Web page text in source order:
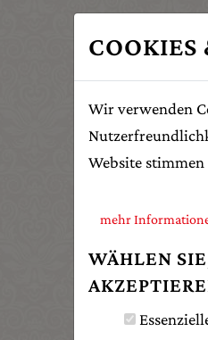
COOKIES
Wir verwenden
Website
mehr
WÄHLEN